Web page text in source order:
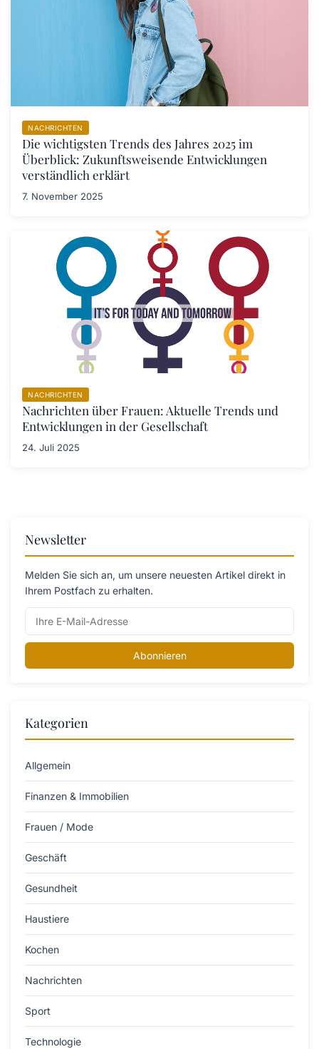
NACHRICHTEN
Die wichtigsten Trends des Jahres 2025 im
Überblick: Zukunftsweisende Entwicklungen
verständlich erklärt
7. November 2025
NACHRICHTEN
Nachrichten über Frauen: Aktuelle Trends und
Entwicklungen in der Gesellschaft
24. Juli 2025
Newsletter
Melden Sie sich an, um unsere neuesten Artikel direkt in
Ihrem Postfach zu erhalten.
Abonnieren
Kategorien
Allgemein
Finanzen & Immobilien
Frauen / Mode
Geschäft
Gesundheit
Haustiere
Kochen
Nachrichten
Sport
Technologie